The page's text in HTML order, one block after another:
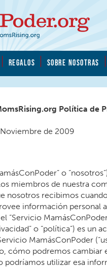
REGALOS SOBRE NOSOTRAS
Política de
de 2009
o
miembros de nuestra
nosotros recibimos
información personal
“Servicio
o “política”) es un
MamásConPoder
cómo podremos cambiar
podríamos utilizar esa